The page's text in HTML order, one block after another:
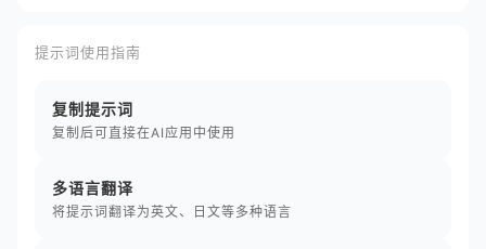
提示词使用指南
复制提示词
复制后可直接在AI应用中使用
多语言翻译
将提示词翻译为英文、日文等多种语言